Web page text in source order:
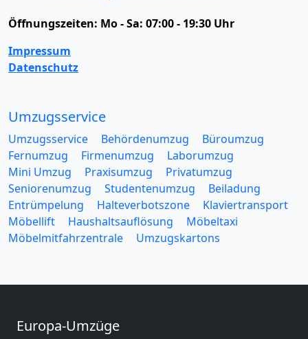
Öffnungszeiten: Mo - Sa: 07:00 - 19:30 Uhr
Impressum
Datenschutz
Umzugsservice
Umzugsservice Behördenumzug
Büroumzug
Fernumzug
Firmenumzug
Laborumzug
Mini Umzug
Praxisumzug
Privatumzug
Seniorenumzug
Studentenumzug
Beiladung
Entrümpelung
Halteverbotszone
Klaviertransport
Möbellift
Haushaltsauflösung
Möbeltaxi
Möbelmitfahrzentrale
Umzugskartons
Europa-Umzüge